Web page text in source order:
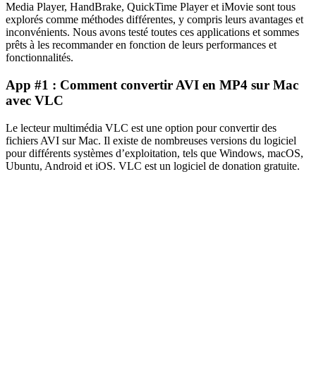
Media Player, HandBrake, QuickTime Player et iMovie sont tous
explorés comme méthodes différentes, y compris leurs avantages et
inconvénients. Nous avons testé toutes ces applications et sommes
prêts à les recommander en fonction de leurs performances et
fonctionnalités.
App #1 : Comment convertir AVI en MP4 sur Mac
avec VLC
Le lecteur multimédia VLC est une option pour convertir des
fichiers AVI sur Mac. Il existe de nombreuses versions du logiciel
pour différents systèmes d’exploitation, tels que Windows, macOS,
Ubuntu, Android et iOS. VLC est un logiciel de donation gratuite.